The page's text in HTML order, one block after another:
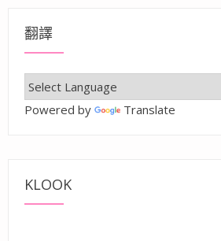
翻譯
Powered by Translate
KLOOK